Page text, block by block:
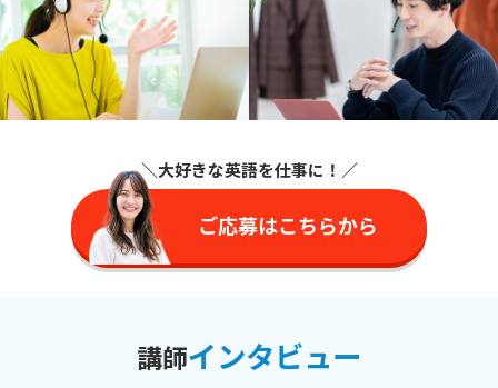
＼大好きな英語を仕事に ！／
ご応募はこちらから
講師インタビュー